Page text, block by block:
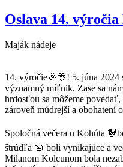
Oslava 14.
Maják nádeje
14. výročie🎉🎊! 5. júna 2024
významný míľnik. Zase sa
hrdosťou sa môžeme
zároveň múdrejší a obohatení
Spoločná večera u Kohúta
štrúdľa 🥧 boli vynikajúce a
Milanom Kolcunom bola